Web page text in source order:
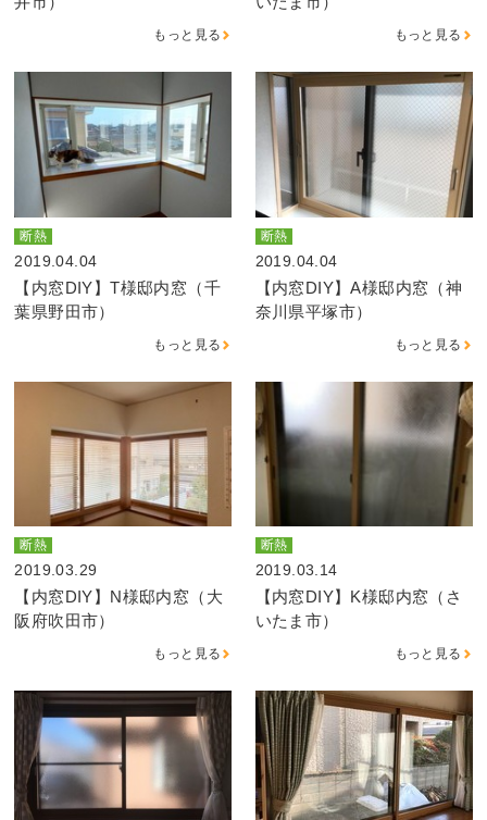
もっと見る もっと見る
断熱
2019.04.04
【内窓DIY】T様邸内窓（千
葉県野田市）
もっと見る
断熱
2019.04.04
【内窓DIY】A様邸内窓（神
奈川県平塚市）
もっと見る
断熱
2019.03.29
【内窓DIY】N様邸内窓（大
阪府吹田市）
もっと見る
断熱
2019.03.14
【内窓DIY】K様邸内窓（さ
いたま市）
もっと見る